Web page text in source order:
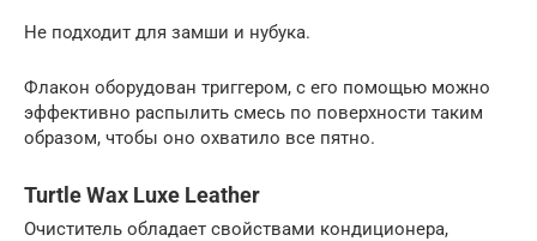
Не подходит для замши и нубука.
Флакон оборудован триггером, с его помощью можно
эффективно распылить смесь по поверхности таким
образом, чтобы оно охватило все пятно.
Turtle Wax Luxe Leather
Очиститель обладает свойствами кондиционера,